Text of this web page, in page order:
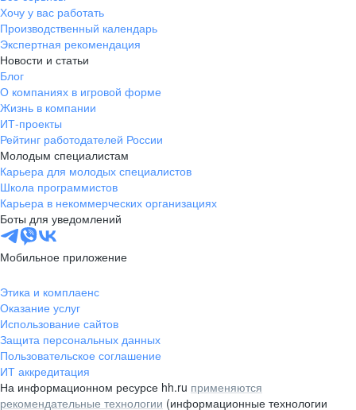
Хочу у вас работать
Производственный календарь
Экспертная рекомендация
Новости и статьи
Блог
О компаниях в игровой форме
Жизнь в компании
ИТ-проекты
Рейтинг работодателей России
Молодым специалистам
Карьера для молодых специалистов
Школа программистов
Карьера в некоммерческих организациях
Боты для уведомлений
Мобильное приложение
Этика и комплаенс
Оказание услуг
Использование сайтов
Защита персональных данных
Пользовательское соглашение
ИТ аккредитация
На информационном ресурсе hh.ru применяются
рекомендательные технологии (информационные технологии